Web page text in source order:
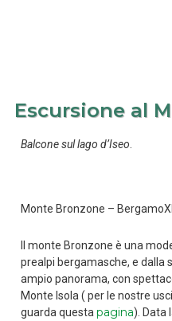
Escursione al
Balcone sul lago d’Iseo.
Monte Bronzone –
Il monte Bronzone è una
prealpi bergamasche, e dalla
ampio panorama, con
Monte Isola ( per le nostre
guarda questapagina). Data